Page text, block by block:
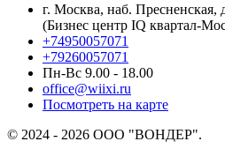
г. Москва, наб. Пресненская,
(Бизнес центр IQ квартал-
+74950057071
+79260057071
Пн-Вс 9.00 - 18.00
office@wiixi.ru
Посмотреть на карте
© 2024 - 2026 ООО "ВОНДЕР".